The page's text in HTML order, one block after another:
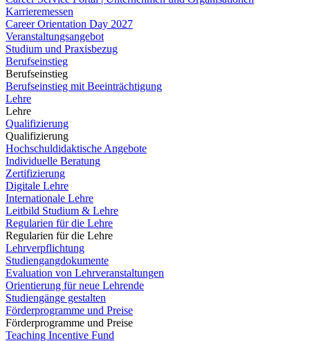
Karrieremessen
Career Orientation Day 2027
Veranstaltungsangebot
Studium und Praxisbezug
Berufseinstieg
Berufseinstieg
Berufseinstieg mit Beeinträchtigung
Lehre
Lehre
Qualifizierung
Qualifizierung
Hochschuldidaktische Angebote
Individuelle Beratung
Zertifizierung
Digitale Lehre
Internationale Lehre
Leitbild Studium & Lehre
Regularien für die Lehre
Regularien für die Lehre
Lehrverpflichtung
Studiengangdokumente
Evaluation von Lehrveranstaltungen
Orientierung für neue Lehrende
Studiengänge gestalten
Förderprogramme und Preise
Förderprogramme und Preise
Teaching Incentive Fund